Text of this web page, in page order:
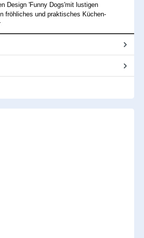
Design 'Funny Dogs'mit lustigen
fröhliches und praktisches Küchen-